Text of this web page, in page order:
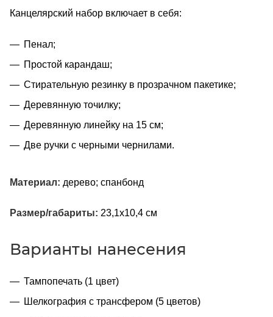
Канцелярский набор включает в себя:
Пенал;
Простой карандаш;
Стирательную резинку в прозрачном пакетике;
Деревянную точилку;
Деревянную линейку на 15 см;
Две ручки с черными чернилами.
Материал: дерево; спанбонд
Размер/габариты: 23,1х10,4 см
Варианты нанесения
Тампопечать (1 цвет)
Шелкография с трансфером (5 цветов)